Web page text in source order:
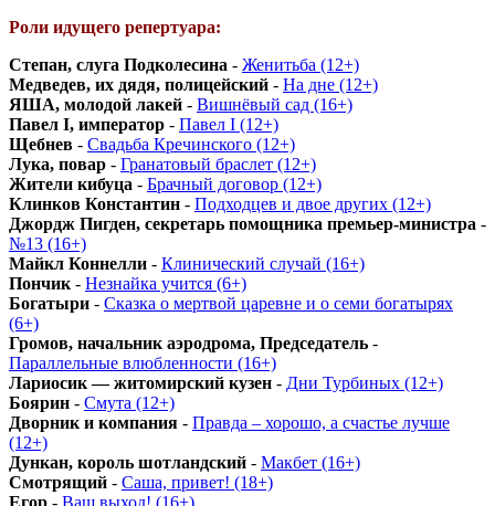
Роли идущего репертуара:
Степан, слуга Подколесина - Женитьба (12+)
Медведев, их дядя, полицейский - На дне (12+)
ЯША, молодой лакей - Вишнёвый сад (16+)
Павел I, император - Павел I (12+)
Щебнев - Свадьба Кречинского (12+)
Лука, повар - Гранатовый браслет (12+)
Жители кибуца - Брачный договор (12+)
Клинков Константин - Подходцев и двое других (12+)
Джордж Пигден, секретарь помощника премьер-министра -
№13 (16+)
Майкл Коннелли - Клинический случай (16+)
Пончик - Незнайка учится (6+)
Богатыри - Сказка о мертвой царевне и о семи богатырях
(6+)
Громов, начальник аэродрома, Председатель -
Параллельные влюбленности (16+)
Лариосик — житомирский кузен - Дни Турбиных (12+)
Боярин - Смута (12+)
Дворник и компания - Правда – хорошо, а счастье лучше
(12+)
Дункан, король шотландский - Макбет (16+)
Смотрящий - Саша, привет! (18+)
Егор - Ваш выход! (16+)